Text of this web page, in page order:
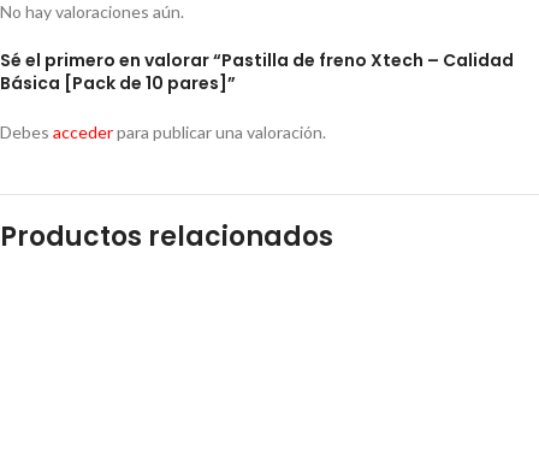
No hay valoraciones aún.
Sé el primero en valorar “Pastilla de freno Xtech – Calidad
Básica [Pack de 10 pares]”
Debes accederpara publicar una valoración.
Productos relacionados